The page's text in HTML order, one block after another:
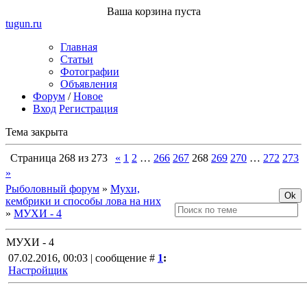
Ваша корзина пуста
tugun.ru
Главная
Статьи
Фотографии
Объявления
Форум /Новое
Вход Регистрация
Тема закрыта
Страница 268 из 273 « 1 2 … 266 267 268 269 270 … 272 273
»
Рыболовный форум » Мухи,
кембрики и способы лова на них
» МУХИ - 4
МУХИ - 4
07.02.2016, 00:03 | сообщение # 1:
Настройщик